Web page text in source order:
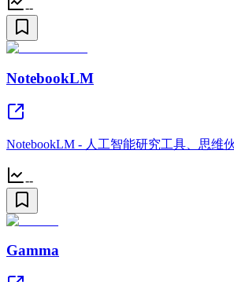
--
NotebookLM
NotebookLM - 人工智能研究工具、思维
--
Gamma